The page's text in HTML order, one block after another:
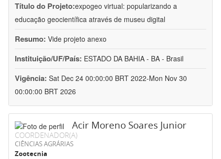
Título do Projeto:expogeo virtual: popularizando a
educação geocientífica através de museu digital
Resumo: Vide projeto anexo
Instituição/UF/País: ESTADO DA BAHIA - BA - Brasil
Vigência: Sat Dec 24 00:00:00 BRT 2022-Mon Nov 30
00:00:00 BRT 2026
Acir Moreno Soares Junior
COORDENADOR(A)
CIÊNCIAS AGRÁRIAS
Zootecnia